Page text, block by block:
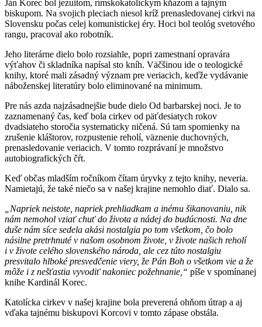
Ján Korec bol jezuitom, rímskokatolíckym kňazom a tajným
biskupom. Na svojich pleciach niesol kríž prenasledovanej cirkvi na
Slovensku počas celej komunistickej éry. Hoci bol teológ svetového
rangu, pracoval ako robotník.
Jeho literárne dielo bolo rozsiahle, popri zamestnaní opravára
výťahov či skladníka napísal sto kníh. Väčšinou ide o teologické
knihy, ktoré mali zásadný význam pre veriacich, keďže vydávanie
náboženskej literatúry bolo eliminované na minimum.
Pre nás azda najzásadnejšie bude dielo Od barbarskej noci. Je to
zaznamenaný čas, keď bola cirkev od päťdesiatych rokov
dvadsiateho storočia systematicky ničená. Sú tam spomienky na
zrušenie kláštorov, rozpustenie reholí, väznenie duchovných,
prenasledovanie veriacich. V tomto rozprávaní je množstvo
autobiografických čŕt.
Keď občas mladším ročníkom čítam úryvky z tejto knihy, neveria.
Namietajú, že také niečo sa v našej krajine nemohlo diať. Dialo sa.
„Napriek neistote, napriek prehliadkam a inému šikanovaniu, nik
nám nemohol vziať chuť do života a nádej do budúcnosti. Na dne
duše nám síce sedela akási nostalgia po tom všetkom, čo bolo
násilne pretrhnuté v našom osobnom živote, v živote našich reholí
i v živote celého slovenského národa, ale cez túto nostalgiu
presvitalo hlboké presvedčenie viery, že Pán Boh o všetkom vie a že
môže i z nešťastia vyvodiť nakoniec požehnanie,“ píše v spomínanej
knihe Kardinál Korec.
Katolícka cirkev v našej krajine bola preverená ohňom útrap a aj
vďaka tajnému biskupovi Korcovi v tomto zápase obstála.